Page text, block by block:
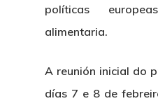
políticas
alimentaria.
A reunión inicial do
días 7 e 8 de